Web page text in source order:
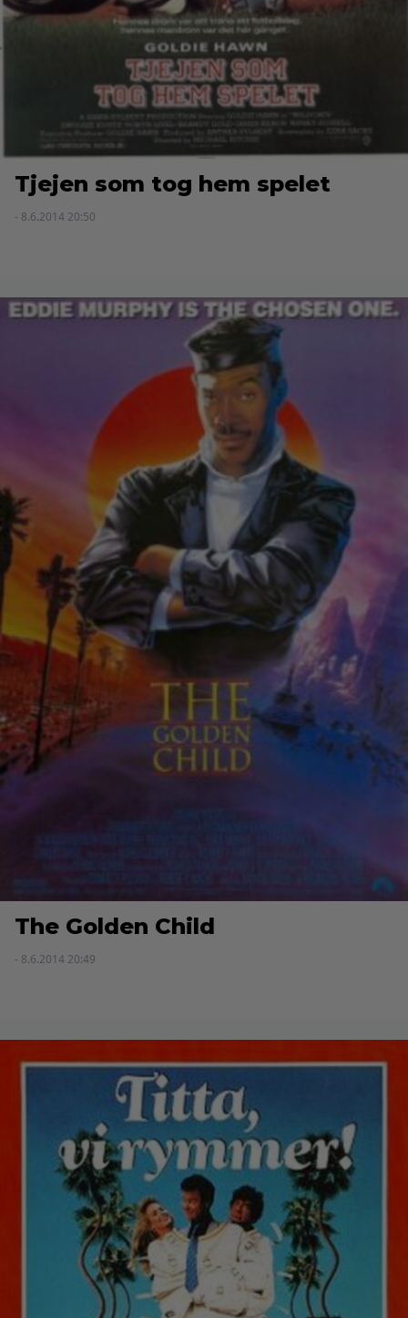
Tjejen som tog hem spelet
- 8.6.2014 20:50
The Golden Child
- 8.6.2014 20:49